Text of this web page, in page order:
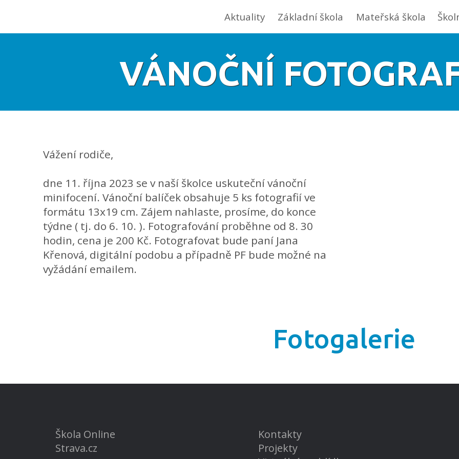
Aktuality Základní škola Mateřská škola
VÁNOČNÍ
Vážení rodiče,
dne 11. října 2023 se v naší školce uskuteční vánoční
minifocení. Vánoční balíček obsahuje 5 ks fotografií ve
formátu 13x19 cm. Zájem nahlaste, prosíme, do konce
týdne ( tj. do 6. 10. ). Fotografování proběhne od 8. 30
hodin, cena je 200 Kč. Fotografovat bude paní Jana
Křenová, digitální podobu a případně PF bude možné na
vyžádání emailem.
Fotogalerie
Škola Online
Strava.cz
Kontakty
Projekty